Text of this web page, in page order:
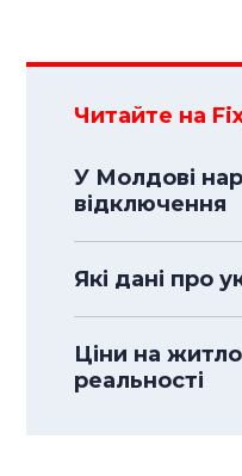
Читайте на
У Молдові
відключення
Які дані про
Ціни на
реальності